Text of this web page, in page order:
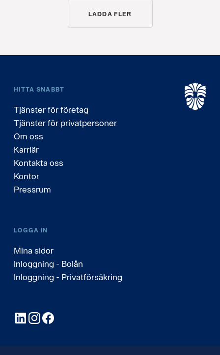
LADDA FLER
HITTA SNABBT
Tjänster för företag
Tjänster för privatpersoner
Om oss
Karriär
Kontakta oss
Kontor
Pressrum
LOGGA IN
Mina sidor
Inloggning - Bolån
Inloggning - Privatförsäkring
LinkedInInstagram